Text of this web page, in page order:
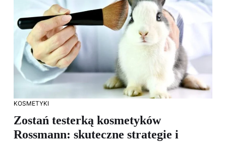
KOSMETYKI
Zostań testerką kosmetyków
Rossmann: skuteczne strategie i